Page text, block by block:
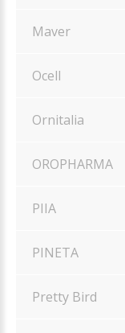
Maver
Ocell
Ornitalia
OROPHARMA
PIIA
PINETA
Pretty Bird